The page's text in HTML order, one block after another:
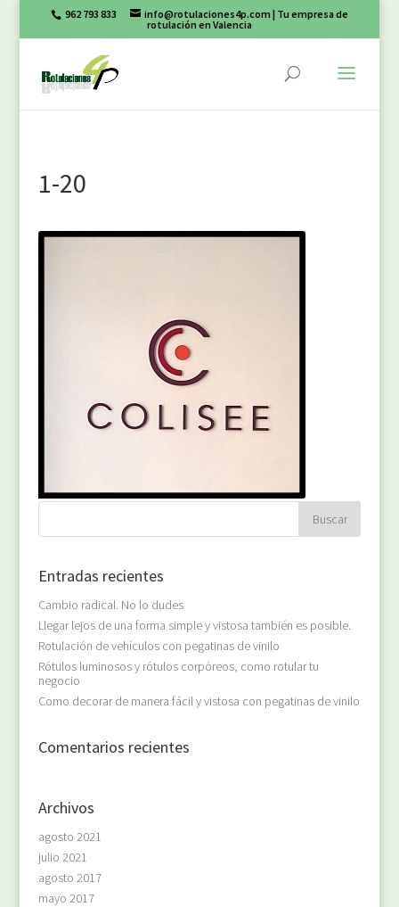
962 793 833 info@rotulaciones4p.com | Tu empresa de
rotulación en Valencia
1-20
Entradas recientes
Cambio radical. No lo dudes
Llegar lejos de una forma simple y vistosa también es posible.
Rotulación de vehículos con pegatinas de vinilo
Rótulos luminosos y rótulos corpóreos, como rotular tu
negocio
Como decorar de manera fácil y vistosa con pegatinas de vinilo
Comentarios recientes
Archivos
agosto 2021
julio 2021
agosto 2017
mayo 2017